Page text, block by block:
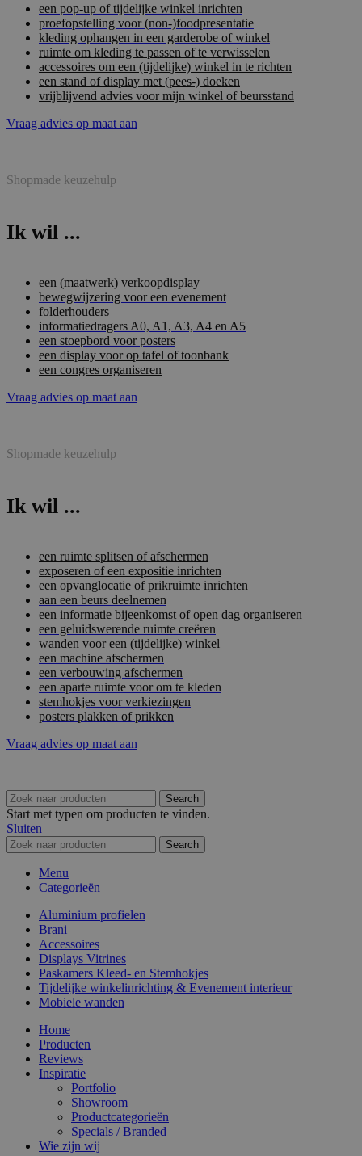
een pop-up of tijdelijke winkel inrichten
proefopstelling voor (non-)foodpresentatie
kleding ophangen in een garderobe of winkel
ruimte om kleding te passen of te verwisselen
accessoires om een (tijdelijke) winkel in te richten
een stand of display met (pees-) doeken
vrijblijvend advies voor mijn winkel of beursstand
Vraag advies op maat aan
Shopmade keuzehulp
Ik wil ...
een (maatwerk) verkoopdisplay
bewegwijzering voor een evenement
folderhouders
informatiedragers A0, A1, A3, A4 en A5
een stoepbord voor posters
een display voor op tafel of toonbank
een congres organiseren
Vraag advies op maat aan
Shopmade keuzehulp
Ik wil ...
een ruimte splitsen of afschermen
exposeren of een expositie inrichten
een opvanglocatie of prikruimte inrichten
aan een beurs deelnemen
een informatie bijeenkomst of open dag organiseren
een geluidswerende ruimte creëren
wanden voor een (tijdelijke) winkel
een machine afschermen
een verbouwing afschermen
een aparte ruimte voor om te kleden
stemhokjes voor verkiezingen
posters plakken of prikken
Vraag advies op maat aan
Search
Start met typen om producten te vinden.
Sluiten
Search
Menu
Categorieën
Aluminium profielen
Brani
Accessoires
Displays Vitrines
Paskamers Kleed- en Stemhokjes
Tijdelijke winkelinrichting & Evenement interieur
Mobiele wanden
Home
Producten
Reviews
Inspiratie
Portfolio
Showroom
Productcategorieën
Specials / Branded
Wie zijn wij